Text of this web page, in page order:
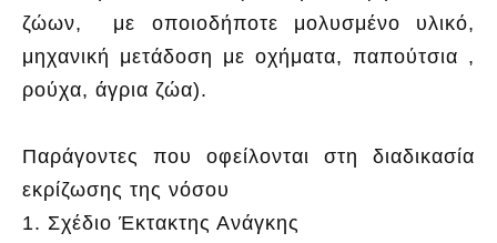
ζώων, με οποιοδήποτε μολυσμένο υλικό,
μηχανική μετάδοση με οχήματα, παπούτσια ,
ρούχα, άγρια ζώα).
Παράγοντες που οφείλονται στη διαδικασία
εκρίζωσης της νόσου
1. Σχέδιο Έκτακτης Ανάγκης